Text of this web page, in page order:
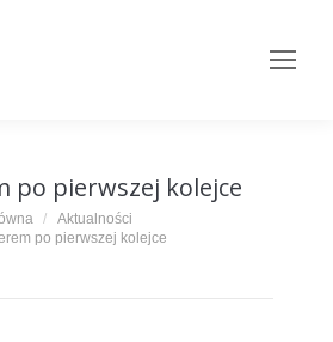
po pierwszej kolejce
Aktualności
po pierwszej kolejce